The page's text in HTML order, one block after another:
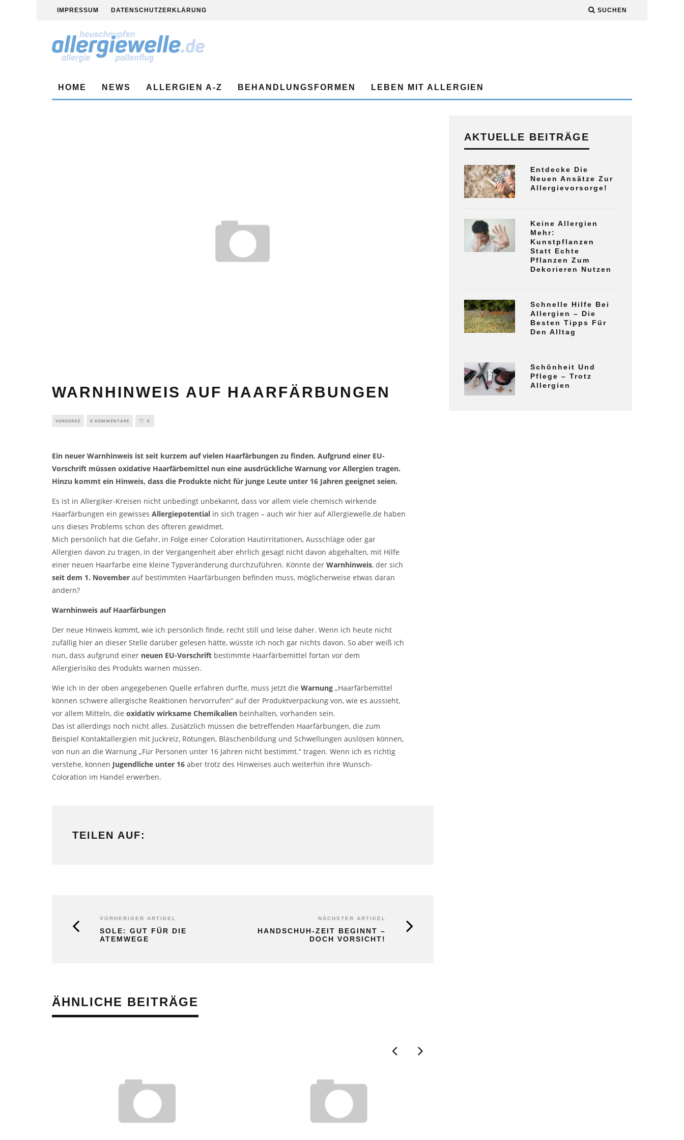
IMPRESSUM DATENSCHUTZERKLÄRUNG SUCHEN
HOME NEWS ALLERGIEN A-Z BEHANDLUNGSFORMEN LEBEN MIT ALLERGIEN
WARNHINWEIS AUF HAARFÄRBUNGEN
VORSORGE 0 KOMMENTARE 0
Ein neuer Warnhinweis ist seit kurzem auf vielen Haarfärbungen zu finden. Aufgrund einer EU-
Vorschrift müssen oxidative Haarfärbemittel nun eine ausdrückliche Warnung vor Allergien tragen.
Hinzu kommt ein Hinweis, dass die Produkte nicht für junge Leute unter 16 Jahren geeignet seien.
Es ist in Allergiker-Kreisen nicht unbedingt unbekannt, dass vor allem viele chemisch wirkende
Haarfärbungen ein gewisses Allergiepotential in sich tragen – auch wir hier auf Allergiewelle.de haben
uns dieses Problems schon des öfteren gewidmet.
Mich persönlich hat die Gefahr, in Folge einer Coloration Hautirritationen, Ausschläge oder gar
Allergien davon zu tragen, in der Vergangenheit aber ehrlich gesagt nicht davon abgehalten, mit Hilfe
einer neuen Haarfarbe eine kleine Typveränderung durchzuführen. Könnte der Warnhinweis, der sich
seit dem 1. November auf bestimmten Haarfärbungen befinden muss, möglicherweise etwas daran
ändern?
Warnhinweis auf Haarfärbungen
Der neue Hinweis kommt, wie ich persönlich finde, recht still und leise daher. Wenn ich heute nicht
zufällig hier an dieser Stelle darüber gelesen hätte, wüsste ich noch gar nichts davon. So aber weiß ich
nun, dass aufgrund einer neuen EU-Vorschrift bestimmte Haarfärbemittel fortan vor dem
Allergierisiko des Produkts warnen müssen.
Wie ich in der oben angegebenen Quelle erfahren durfte, muss jetzt die Warnung „Haarfärbemittel
können schwere allergische Reaktionen hervorrufen“ auf der Produktverpackung von, wie es aussieht,
vor allem Mitteln, die oxidativ wirksame Chemikalien beinhalten, vorhanden sein.
Das ist allerdings noch nicht alles. Zusätzlich müssen die betreffenden Haarfärbungen, die zum
Beispiel Kontaktallergien mit Juckreiz, Rötungen, Bläschenbildung und Schwellungen auslösen können,
von nun an die Warnung „Für Personen unter 16 Jahren nicht bestimmt.“ tragen. Wenn ich es richtig
verstehe, können Jugendliche unter 16 aber trotz des Hinweises auch weiterhin ihre Wunsch-
Coloration im Handel erwerben.
TEILEN AUF:
VORHERIGER ARTIKEL
SOLE: GUT FÜR DIE
ATEMWEGE
NÄCHSTER ARTIKEL
HANDSCHUH-ZEIT BEGINNT –
DOCH VORSICHT!
ÄHNLICHE BEITRÄGE
AKTUELLE BEITRÄGE
Entdecke Die
Neuen Ansätze Zur
Allergievorsorge!
Keine Allergien
Mehr:
Kunstpflanzen
Statt Echte
Pflanzen Zum
Dekorieren Nutzen
Schnelle Hilfe Bei
Allergien – Die
Besten Tipps Für
Den Alltag
Schönheit Und
Pflege – Trotz
Allergien